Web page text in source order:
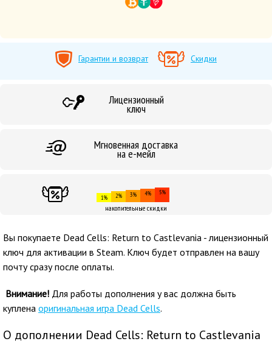
Гарантии и возврат Скидки
Лицензионный
ключ
Мгновенная доставка
на е-мейл
1% 2% 3% 4% 5%
накопительные скидки
Вы покупаете Dead Cells: Return to Castlevania - лицензионный
ключ для активации в Steam. Ключ будет отправлен на вашу
почту сразу после оплаты.
Внимание! Для работы дополнения у вас должна быть
куплена оригинальная игра Dead Cells.
О дополнении Dead Cells: Return to Castlevania